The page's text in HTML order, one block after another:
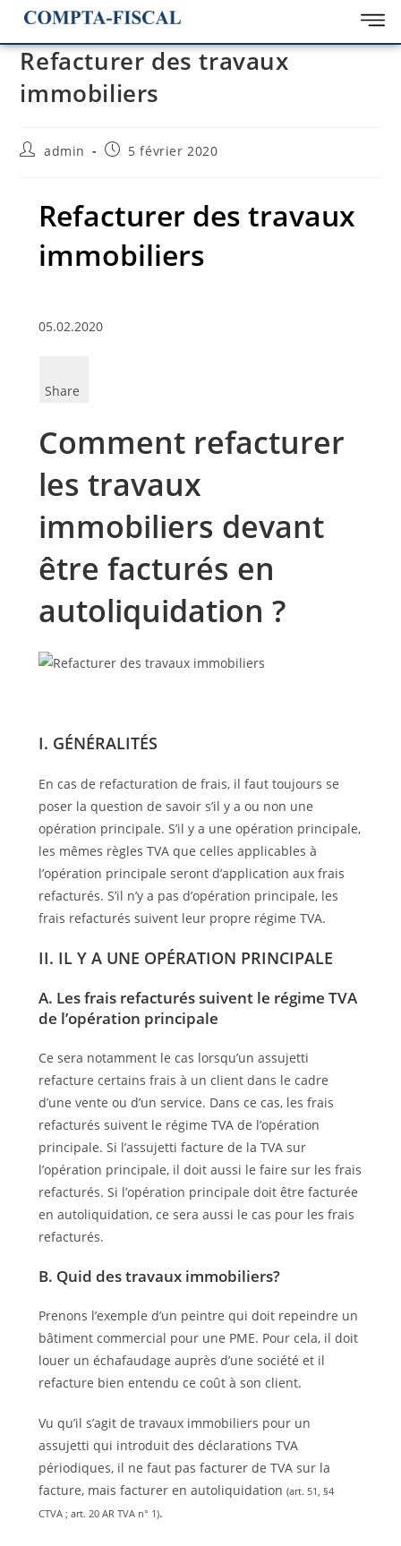
Refacturer des travaux
immobiliers
admin 5 février 2020
Refacturer des travaux
immobiliers
05.02.2020
Share
Comment refacturer
les travaux
immobiliers devant
être facturés en
autoliquidation ?
I. GÉNÉRALITÉS
En cas de refacturation de frais, il faut toujours se
poser la question de savoir s’il y a ou non une
opération principale. S’il y a une opération principale,
les mêmes règles TVA que celles applicables à
l’opération principale seront d’application aux frais
refacturés. S’il n’y a pas d’opération principale, les
frais refacturés suivent leur propre régime TVA.
II. IL Y A UNE OPÉRATION PRINCIPALE
A. Les frais refacturés suivent le régime TVA
de l’opération principale
Ce sera notamment le cas lorsqu’un assujetti
refacture certains frais à un client dans le cadre
d’une vente ou d’un service. Dans ce cas, les frais
refacturés suivent le régime TVA de l’opération
principale. Si l’assujetti facture de la TVA sur
l’opération principale, il doit aussi le faire sur les frais
refacturés. Si l’opération principale doit être facturée
en autoliquidation, ce sera aussi le cas pour les frais
refacturés.
B. Quid des travaux immobiliers?
Prenons l’exemple d’un peintre qui doit repeindre un
bâtiment commercial pour une PME. Pour cela, il doit
louer un échafaudage auprès d’une société et il
refacture bien entendu ce coût à son client.
Vu qu’il s’agit de travaux immobiliers pour un
assujetti qui introduit des déclarations TVA
périodiques, il ne faut pas facturer de TVA sur la
facture, mais facturer en autoliquidation (art. 51, §4
CTVA ; art. 20 AR TVA n° 1).